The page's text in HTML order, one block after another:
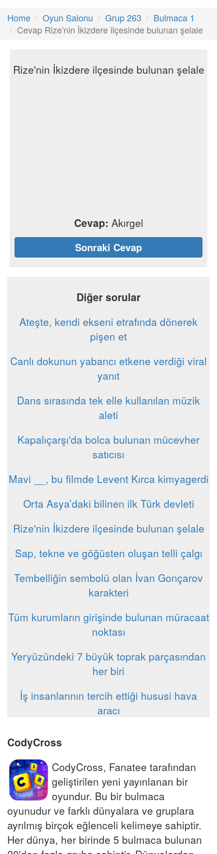
Home Oyun Salonu Grup 263
Bulmaca 1
Cevap Rize'nin İkizdere ilçesinde bulunan şelale
Rize'nin İkizdere ilçesinde bulunan şelale
Cevap: Akırgel
Sonraki Cevap
Diğer sorular
Ateşte, kendi ekseni etrafında dönerek
pişen et
Canlı dokunun yabancı etkene verdiği viral
yanıt
Dans sırasında tek elle kullanılan müzik
aleti
Kapalıçarşı'da bolca bulunan mücevher
satıcısı
Mavi __, bu filmde Levent Kırca kimyagerdi
Orta Asya’daki bilinen ilk Türk devleti
Rize'nin İkizdere ilçesinde bulunan şelale
Sap, tekne ve göğüsten oluşan telli çalgı
Tembelliğin sembolü olan İvan Gonçarov
karakteri
Tüm kurumların girişinde bulunan müracaat
noktası
Yeryüzündeki 7 büyük toprak parçasından
her biri
İş insanlarının tercih ettiği hususi hava
aracı
CodyCross
CodyCross, Fanatee tarafından
geliştirilen yeni yayınlanan bir
oyundur. Bu bir bulmaca
oyunudur ve farklı dünyalara ve gruplara
ayrılmış birçok eğlenceli kelimeye sahiptir.
Her dünya, her birinde 5 bulmaca bulunan